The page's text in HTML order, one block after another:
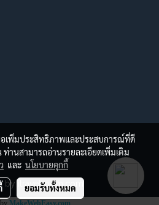
by itravelroom.com
อเพิ่มประสิทธิภาพและประสบการณ์ที่ดี
ท่านสามารถอ่านรายละเอียดเพิ่มเติม
และ นโยบายคุกกี้
ยอมรับทั้งหมด